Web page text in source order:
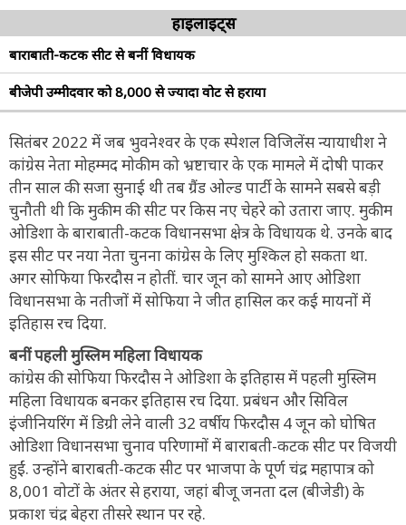
हाइलाइट्स
बाराबाती-कटक सीट से बनीं विधायक
बीजेपी उम्मीदवार को 8,000 से ज्यादा वोट से हराया
सितंबर 2022 में जब भुवनेश्वर के एक स्पेशल विजिलेंस न्यायाधीश ने
कांग्रेस नेता मोहम्मद मोकीम को भ्रष्टाचार के एक मामले में दोषी पाकर
तीन साल की सजा सुनाई थी तब ग्रैंड ओल्ड पार्टी के सामने सबसे बड़ी
चुनौती थी कि मुकीम की सीट पर किस नए चेहरे को उतारा जाए. मुकीम
ओडिशा के बाराबाती-कटक विधानसभा क्षेत्र के विधायक थे. उनके बाद
इस सीट पर नया नेता चुनना कांग्रेस के लिए मुश्किल हो सकता था.
अगर सोफिया फिरदौस न होतीं. चार जून को सामने आए ओडिशा
विधानसभा के नतीजों में सोफिया ने जीत हासिल कर कई मायनों में
इतिहास रच दिया.
बनीं पहली मुस्लिम महिला विधायक
कांग्रेस की सोफिया फिरदौस ने ओडिशा के इतिहास में पहली मुस्लिम
महिला विधायक बनकर इतिहास रच दिया. प्रबंधन और सिविल
इंजीनियरिंग में डिग्री लेने वाली 32 वर्षीय फिरदौस 4 जून को घोषित
ओडिशा विधानसभा चुनाव परिणामों में बाराबती-कटक सीट पर विजयी
हुईं. उन्होंने बाराबती-कटक सीट पर भाजपा के पूर्ण चंद्र महापात्र को
8,001 वोटों के अंतर से हराया, जहां बीजू जनता दल (बीजेडी) के
प्रकाश चंद्र बेहरा तीसरे स्थान पर रहे.